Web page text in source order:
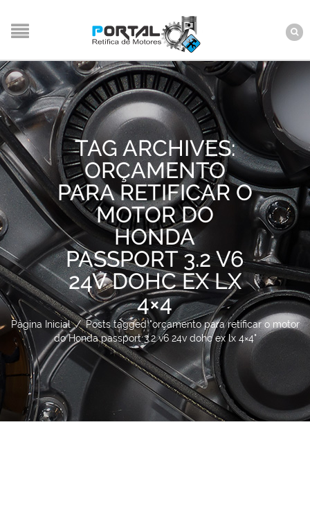
TAG ARCHIVES:
ORÇAMENTO
PARA RETIFICAR O
MOTOR DO
HONDA
PASSPORT 3.2 V6
24V DOHC EX LX
4×4
Página Inicial / Posts tagged "orçamento para retificar o motor
do Honda passport 3.2 v6 24v dohc ex lx 4×4"